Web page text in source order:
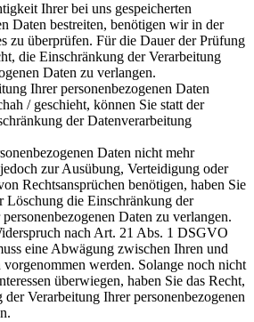
Ihrer bei uns gespeicherten
Daten bestreiten, benötigen wir in der
zu überprüfen. Für die Dauer der Prüfung
die Einschränkung der Verarbeitung
Daten zu verlangen.
Ihrer personenbezogenen Daten
/ geschieht, können Sie statt der
der Datenverarbeitung
Daten nicht mehr
zur Ausübung, Verteidigung oder
Rechtsansprüchen benötigen, haben Sie
Löschung die Einschränkung der
Daten zu verlangen.
nach Art. 21 Abs. 1 DSGVO
eine Abwägung zwischen Ihren und
vorgenommen werden. Solange noch nicht
überwiegen, haben Sie das Recht,
Verarbeitung Ihrer personenbezogenen